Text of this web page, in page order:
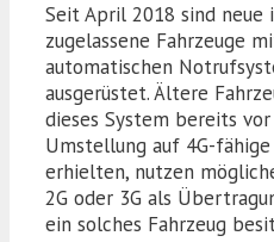
Seit April 2018 sind neue
zugelassene Fahrzeuge
automatischen
ausgerüstet. Ältere
dieses System bereits
Umstellung auf 4G-
erhielten, nutzen
2G oder 3G als
ein solches Fahrzeug